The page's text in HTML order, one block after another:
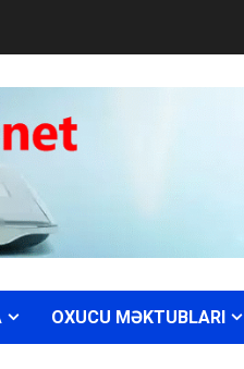
OXUCU MƏKTUBLARI